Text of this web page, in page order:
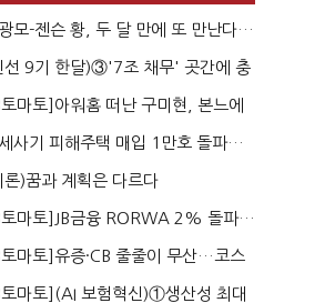
모-젠슨 황, 두 달 만에 또 만난다…
·AI 등 논...
선 9기 한달)③'7조 채무' 곳간에 충
추미애, 20년...
토마토]아워홈 떠난 구미현, 본느에
억 베팅…가...
사기 피해주택 매입 1만호 돌파…
피해자 4만2...
론)꿈과 계획은 다르다
토마토]JB금융 RORWA 2% 돌파…
견인은 은행 ...
토마토]유증·CB 줄줄이 무산…코스
벌점 급증에 ...
토마토](AI 보험혁신)①생산성 최대